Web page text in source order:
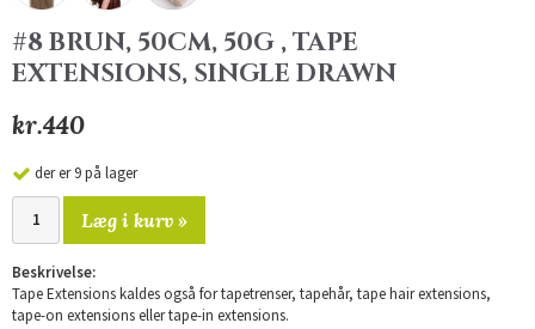
#8 BRUN, 50CM, 50G , TAPE
EXTENSIONS, SINGLE DRAWN
kr.440
der er 9 på lager
Læg i kurv »
Beskrivelse:
Tape Extensions kaldes også for tapetrenser, tapehår, tape hair extensions,
tape-on extensions eller tape-in extensions.